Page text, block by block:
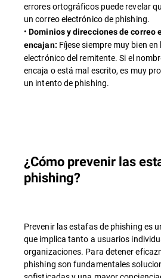
errores ortográficos puede revelar
un correo electrónico de phishing.
•Dominios y direcciones de correo
encajan: Fíjese siempre muy bien
electrónico del remitente. Si el
encaja o está mal escrito, es muy
un intento de phishing.
¿Cómo prevenir las
phishing?
Prevenir las estafas de phishing es
que implica tanto a usuarios
organizaciones. Para detener
phishing son fundamentales